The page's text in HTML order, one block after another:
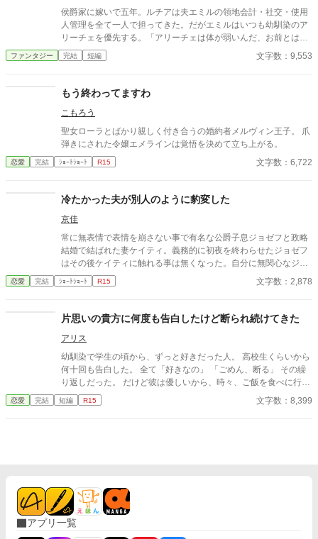
ーーー。 ※作品の無断転載、AI学習など一切を固くお断りいたし
ます。（Do not reupload / use my writing for any purposes, inclu
ding for AI）
侯爵家に嫁いで五年。ルチアは夫エミルの領地会計・社交・使用
人管理を全て一人で担ってきた。だがエミルはいつも幼馴染のア
リーチェを優先する。「アリーチェは体が弱いんだ、お前とは違
う」——その言葉を百回聞いた日、ルチアは微笑んで離縁届に署
名した。「ええ、私は丈夫ですから。どうぞ幼馴染様をお大事
らの陳情の山、そして紅茶の淹れ方すら知らない自分。三ヶ月
後、かつて「地味な妻」と呼ばれたルチアは、辺境伯の財務顧問
として辣腕を振るっていた。
ファンタジー 完結 短編 文字数：9,553
もう終わってますわ
こもろう
聖女ローラとばかり親しく付き合うの婚約者メルヴィン王子。 爪
弾きにされた令嬢エメラインは覚悟を決めて立ち上がる。
恋愛 完結 ｼｮｰﾄｼｮｰﾄ R15 文字数：6,722
冷たかった夫が別人のように豹変した
京佳
常に無表情で表情を崩さない事で有名な公爵子息ジョゼフと政略
結婚で結ばれた妻ケイティ。義務的に初夜を終わらせたジョゼフ
はその後ケイティに触れる事は無くなった。自分に無関心なジョ
ゼフとの結婚生活に寂しさと不満を感じながらも簡単に離縁出来
ないしがらみにケイティは全てを諦めていた。そんなある時、公
飼うことにした。 ざまぁ。ゆるゆる設定
恋愛 完結 ｼｮｰﾄｼｮｰﾄ R15 文字数：2,878
片思いの貴方に何度も告白したけど断られ続けてきた
アリス
幼馴染で学生の頃から、ずっと好きだった人。 高校生くらいから
何十回も告白した。 全て「好きなの」 「ごめん、断る」 その繰
り返しだった。 だけど彼は優しいから、時々、ご飯を食べに行っ
たり、デートはしてくれる。 紛らわしいと思う。 彼に好きな人が
いるわけではない。 まだそれなら諦めがつく。 彼はカイル=クレ
恋愛 完結 短編 R15 文字数：8,399
アプリ一覧